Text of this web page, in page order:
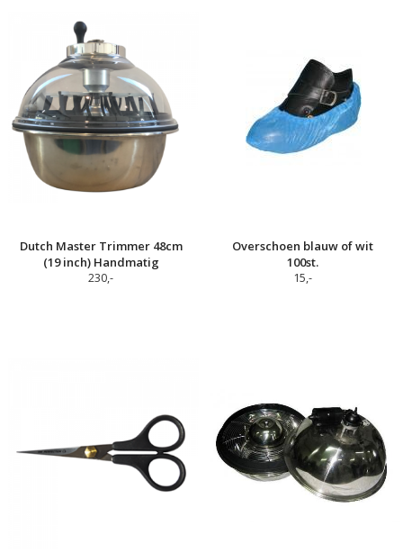
Dutch Master Trimmer 48cm
(19 inch) Handmatig
230,-
Overschoen blauw of wit
100st.
15,-